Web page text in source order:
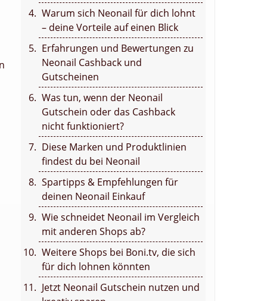
Warum sich Neonail für dich lohnt
– deine Vorteile auf einen Blick
Erfahrungen und Bewertungen zu
Neonail Cashback und
Gutscheinen
Was tun, wenn der Neonail
Gutschein oder das Cashback
nicht funktioniert?
Diese Marken und Produktlinien
findest du bei Neonail
Spartipps & Empfehlungen für
deinen Neonail Einkauf
Wie schneidet Neonail im Vergleich
mit anderen Shops ab?
Weitere Shops bei Boni.tv, die sich
für dich lohnen könnten
Jetzt Neonail Gutschein nutzen und